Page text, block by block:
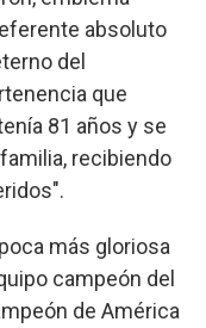
absoluto
del
que
81 años y se
recibiendo
más gloriosa
campeón del
de América